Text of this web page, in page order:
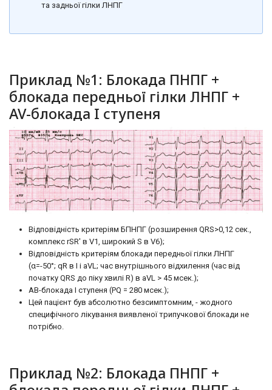
та задньої гілки ЛНПГ
Приклад №1: Блокада ПНПГ +
блокада передньої гілки ЛНПГ +
AV-блокада I ступеня
Відповідність критеріям БПНПГ (розширення QRS>0,12 сек.,
комплекс rSR' в V1, широкий S в V6);
Відповідність критеріям блокади передньої гілки ЛНПГ
(α=-50°; qR в I і aVL; час внутрішнього відхилення (час від
початку QRS до піку хвилі R) в aVL > 45 мсек.);
АВ-блокада І ступеня (PQ = 280 мсек.);
Цей пацієнт був абсолютно безсимптомним, - жодного
специфічного лікування виявленої трипучкової блокади не
потрібно.
Приклад №2: Блокада ПНПГ +